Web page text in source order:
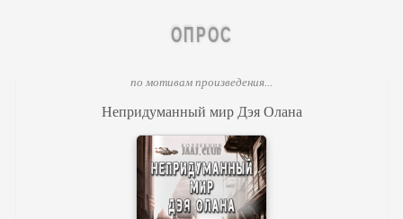
ОПРОС
по мотивам произведения...
Непридуманный мир Дэя Олана